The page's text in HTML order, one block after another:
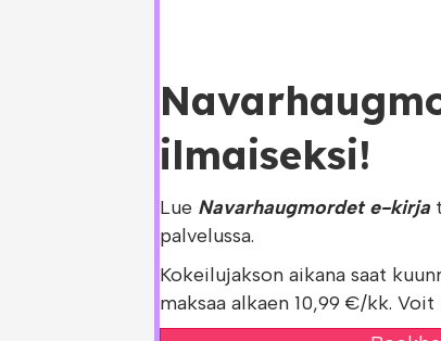
ilmaiseksi!
Lue Navarhaugmordet e-kirja
palvelussa.
Kokeilujakson aikana saat
maksaa alkaen 10,99 €/kk.